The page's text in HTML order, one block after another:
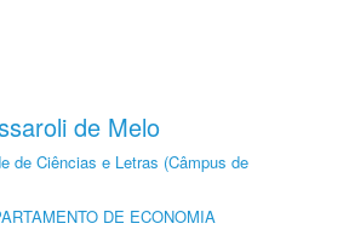
de Melo
de Ciências e Letras (Câmpus de
DE ECONOMIA